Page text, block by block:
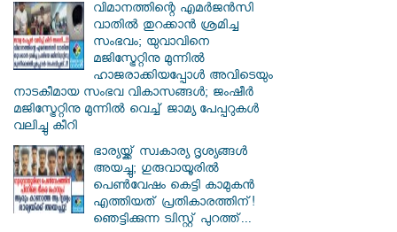
വിമാനത്തിന്റെ എമർജൻസി
വാതിൽ തുറക്കാൻ ശ്രമിച്ച
സംഭവം; യുവാവിനെ
മജിസ്ട്രേറ്റിനു മുന്നിൽ
ഹാജരാക്കിയപ്പോൾ അവിടെയും
നാടകീമായ സംഭവ വികാസങ്ങൾ; ജംഷീർ
മജിസ്ട്രേറ്റിനു മുന്നിൽ വെച്ച് ജാമ്യ പേപ്പറുകൾ
വലിച്ചു കീറി
ഭാര്യയ്ക്ക് സ്വകാര്യ ദൃശ്യങ്ങൾ
അയച്ചു; ഗുരുവായൂരിൽ
പെൺവേഷം കെട്ടി കാമുകൻ
എത്തിയത് പ്രതികാരത്തിന്!
ഞെട്ടിക്കുന്ന ട്വിസ്റ്റ് പുറത്ത്...